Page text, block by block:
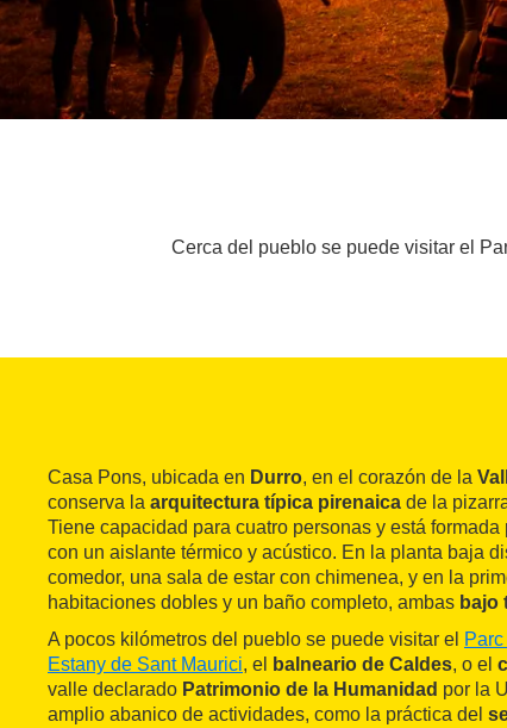
Cerca del pueblo se puede visitar el
Casa Pons, ubicada en Durro, en el corazón de la
conserva la arquitectura típica pirenaica de la
Tiene capacidad para cuatro personas y está formada
con un aislante térmico y acústico. En la planta baja
comedor, una sala de estar con chimenea, y en la
habitaciones dobles y un baño completo, ambas bajo
A pocos kilómetros del pueblo se puede visitar el
Estany de Sant Maurici, el balneario de Caldes, o el
valle declarado Patrimonio de la Humanidad por la
amplio abanico de actividades, como la práctica del